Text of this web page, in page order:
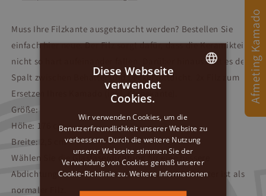
Muss Ihre Filzkante ausgetauscht werden? Bestellen Sie
einfach hier neue. Der Filz sorgt dafür, dass die Keramikteile
nicht so hart aufeinander fallen. Darüber hinaus hält es den
Spalt zwischen Behälter und Deckel luftdicht. 2x Filz zum
Ersetzen Ihres Kamado (inkl. Klebekante).
Größe:
Höhe: 176 cm
Breite: 2,5 cm
Wählen Sie die
Glasfaserdichtung
für eine bessere
Abdichtung Ihres Kamados, die viel verschleißfester ist als
normaler Filz.
ENGLISH
Diese Webseite
verwendet
Cookies.
Wir verwenden Cookies, um die
Benutzerfreundlichkeit unserer Website zu
verbessern. Durch die weitere Nutzung
unserer Webseite stimmen Sie der
Verwendung von Cookies gemäß unserer
Cookie-Richtlinie zu. Weitere Informationen
Afmeting Kamado